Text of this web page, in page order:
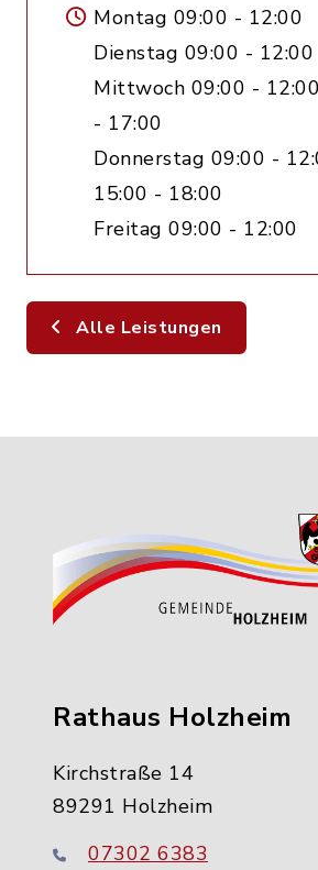
Montag 09:00 - 12:00
Dienstag 09:00 - 12:00
Mittwoch 09:00 -
- 17:00
Donnerstag 09:00 -
15:00 - 18:00
Freitag 09:00 - 12:00
Alle Leistungen
Rathaus Holzheim
Kirchstraße 14
89291 Holzheim
07302 6383